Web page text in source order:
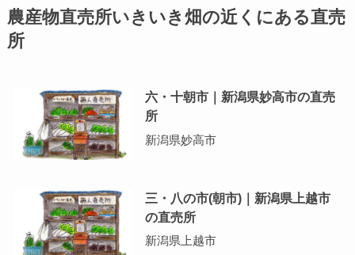
農産物直売所いきいき畑の近くにある直売
所
六・十朝市｜新潟県妙高市の直売
所
新潟県妙高市
三・八の市(朝市)｜新潟県上越市
の直売所
新潟県上越市